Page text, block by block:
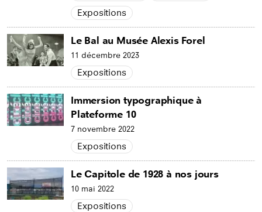
Expositions
Le Bal au Musée Alexis Forel
11 décembre 2023
Expositions
Immersion typographique à
Plateforme 10
7 novembre 2022
Expositions
Le Capitole de 1928 à nos jours
10 mai 2022
Expositions